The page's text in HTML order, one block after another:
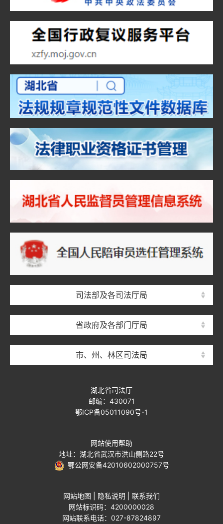
司法部及各司法厅局
省政府及各部门厅局
市、州、林区司法局
湖北省司法厅
邮编：430071
鄂ICP备05011090号-1
网站使用帮助
地址：湖北省武汉市洪山侧路22号
鄂公网安备42010602000757号
网站地图 隐私说明
联系我们
网站标识码：4200000028
网站联系电话：027-87824897